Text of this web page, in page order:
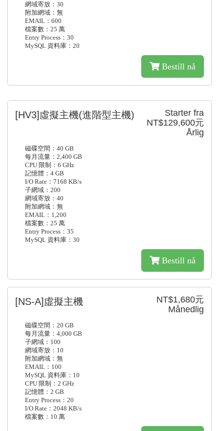
網域寄放：30
附加網域：無
EMAIL：600
檔案數：25 萬
Entry Process：30
MySQL 資料庫：20
Bestill nå
Starter fra
NT$129,600元
Årlig
[HV3]虛擬主機(進階型主機)
磁碟空間：40 GB
每月流量：2,400 GB
CPU 限制：6 GHz
記憶體：4 GB
I/O Rate：7168 KB/s
子網域：200
網域寄放：40
附加網域：無
EMAIL：1,200
檔案數：25 萬
Entry Process：35
MySQL 資料庫：30
Bestill nå
NT$1,680元
Månedlig
[NS-A]虛擬主機
磁碟空間：20 GB
每月流量：4,000 GB
子網域：100
網域寄放：10
附加網域：無
EMAIL：100
MySQL 資料庫：10
CPU 限制：2 GHz
記憶體：2 GB
Entry Process：20
I/O Rate：2048 KB/s
檔案數：10 萬